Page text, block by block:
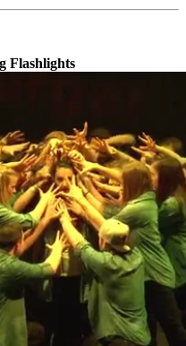
Flashlights